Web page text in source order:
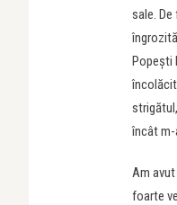
sale.
Popești
încât m-
Am
foarte